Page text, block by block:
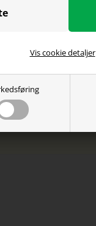
Vis cookie detaljer
Hz
4 cm